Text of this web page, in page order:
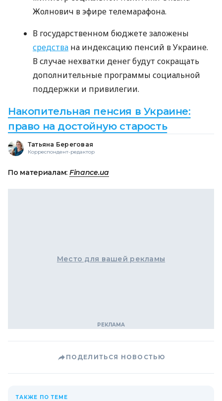
Жолнович в эфире телемарафона.
В государственном бюджете заложены
средства на индексацию пенсий в Украине.
В случае нехватки денег будут сокращать
дополнительные программы социальной
поддержки и привилегии.
Накопительная пенсия в Украине:
право на достойную старость
Татьяна Береговая
Корреспондент-редактор
По материалам: Finance.ua
Место для вашей рекламы
ПОДЕЛИТЬСЯ НОВОСТЬЮ
ТАКЖЕ ПО ТЕМЕ